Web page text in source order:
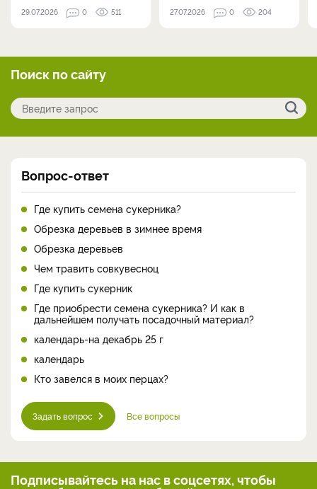
29.07.2026 0 511 27.07.2026 0 204
Поиск по сайту
Вопрос-ответ
Где купить семена сукерника?
Обрезка деревьев в зимнее время
Обрезка деревьев
Чем травить совкувесноц
Где купить сукерник
Где приобрести семена сукерника? И как в
дальнейшем получать посадочный материал?
календарь-на декабрь 25 г
календарь
Кто завелся в моих перцах?
Задать вопрос Все вопросы
Подписывайтесь на нас в соцсетях, чтобы